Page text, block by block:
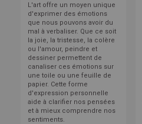
L'art offre un moyen unique
d'exprimer des émotions
que nous pouvons avoir du
mal à verbaliser. Que ce soit
la joie, la tristesse, la colère
ou l'amour, peindre et
dessiner permettent de
canaliser ces émotions sur
une toile ou une feuille de
papier. Cette forme
d'expression personnelle
aide à clarifier nos pensées
et à mieux comprendre nos
sentiments.